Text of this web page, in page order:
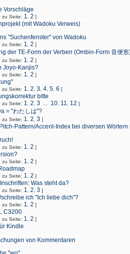
Vorschläge
zu Seite: 1 2 ]
(mit Wadoku Verweis)
"Suchenfenster" von Wadoku
zu Seite: 1 2 ]
der TE-Form der Verben (Ombin-Form 音便形
zu Seite: 1 2 ]
Joyo-Kanjis?
zu Seite: 1 2 ]
zu Seite: 1 2 3 4 5 6 ]
bitte
zu Seite: 1 2 3 10 11 12 ]
= "わたしは"?
zu Seite: 1 2 3 ]
Pattern/Accent-Index bei diversen
zu Seite: 1 2 ]
zu Seite: 1 2 ]
zu Seite: 1 2 ]
Was steht da?
zu Seite: 1 2 3 ]
ich "Ich liebe dich"?
zu Seite: 1 2 ]
C3200
zu Seite: 1 2 ]
Kindle
von Kommentaren